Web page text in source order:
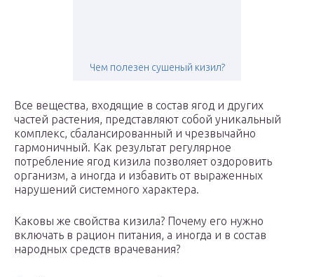
Чем полезен сушеный кизил?
Все вещества, входящие в состав ягод и других
частей растения, представляют собой уникальный
комплекс, сбалансированный и чрезвычайно
гармоничный. Как результат регулярное
потребление ягод кизила позволяет оздоровить
организм, а иногда и избавить от выраженных
нарушений системного характера.
Каковы же свойства кизила? Почему его нужно
включать в рацион питания, а иногда и в состав
народных средств врачевания?